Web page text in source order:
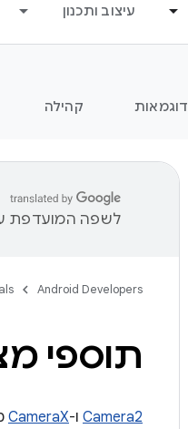
עיצוב ותכנון
דוגמאות קהילה
לשפה המועדפת
Android Developers
תוספי
Camera2 ו-CameraX